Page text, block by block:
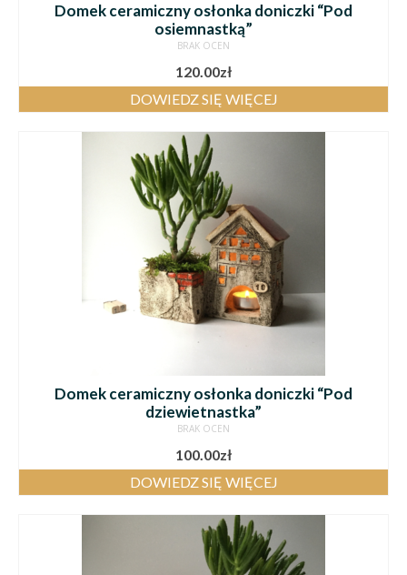
Domek ceramiczny osłonka doniczki “Pod
osiemnastką”
BRAK OCEN
120.00zł
DOWIEDZ SIĘ WIĘCEJ
Domek ceramiczny osłonka doniczki “Pod
dziewietnastka”
BRAK OCEN
100.00zł
DOWIEDZ SIĘ WIĘCEJ